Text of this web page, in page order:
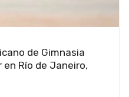
de Gimnasia
Río de Janeiro,